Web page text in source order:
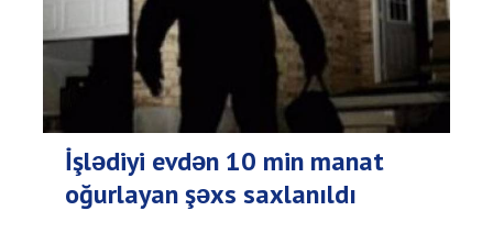
İşlədiyi evdən 10 min manat
oğurlayan şəxs saxlanıldı